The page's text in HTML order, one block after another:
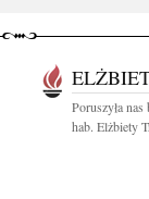
Poruszyła
hab. Elżbiety